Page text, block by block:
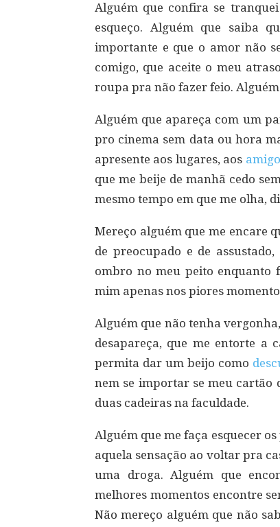
Alguém que confira se
esqueço. Alguém que saiba
importante e que o amor não
comigo, que aceite o meu
roupa pra não fazer feio.
Alguém que apareça com um
pro cinema sem data ou hora
apresente aos lugares, aos
que me beije de manhã cedo
mesmo tempo em que me olha,
Mereço alguém que me encare
de preocupado e de
ombro no meu peito enquanto
mim apenas nos piores
Alguém que não tenha
desapareça, que me entorte a
permita dar um beijo como
nem se importar se meu cartão
duas cadeiras na faculdade.
Alguém que me faça esquecer
aquela sensação ao voltar pra
uma droga. Alguém que
melhores momentos encontre
Não mereço alguém que não